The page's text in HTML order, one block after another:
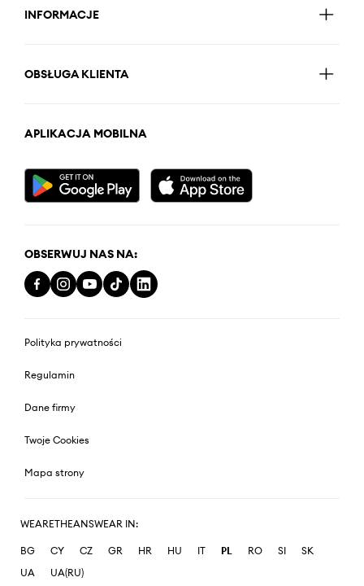
INFORMACJE
OBSŁUGA KLIENTA
APLIKACJA MOBILNA
OBSERWUJ NAS NA:
Polityka prywatności
Regulamin
Dane firmy
Twoje Cookies
Mapa strony
WEARETHEANSWEAR IN:
BG CY CZ GR HR HU IT PL RO SI
SK
UA
UA(RU)